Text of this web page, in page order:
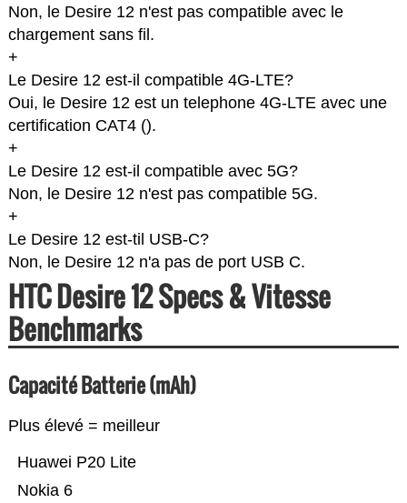
Non, le Desire 12 n'est pas compatible avec le
chargement sans fil.
+
Le Desire 12 est-il compatible 4G-LTE?
Oui, le Desire 12 est un telephone 4G-LTE avec une
certification CAT4 ().
+
Le Desire 12 est-il compatible avec 5G?
Non, le Desire 12 n'est pas compatible 5G.
+
Le Desire 12 est-til USB-C?
Non, le Desire 12 n'a pas de port USB C.
HTC Desire 12 Specs & Vitesse
Benchmarks
Capacité Batterie (mAh)
Plus élevé = meilleur
Nokia 6
Huawei P20 Lite